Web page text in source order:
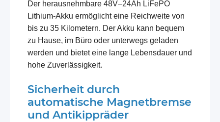
Der herausnehmbare 48V–24Ah LiFePO
Lithium-Akku ermöglicht eine Reichweite von
bis zu 35 Kilometern. Der Akku kann bequem
zu Hause, im Büro oder unterwegs geladen
werden und bietet eine lange Lebensdauer und
hohe Zuverlässigkeit.
Sicherheit durch
automatische Magnetbremse
und Antikippräder